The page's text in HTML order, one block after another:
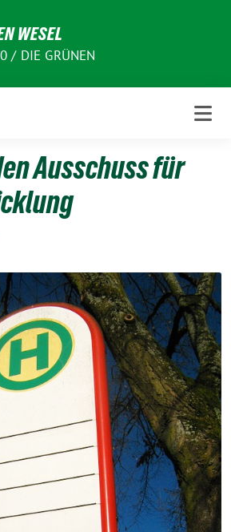
WESEL
/ DIE GRÜNEN
Ausschuss für